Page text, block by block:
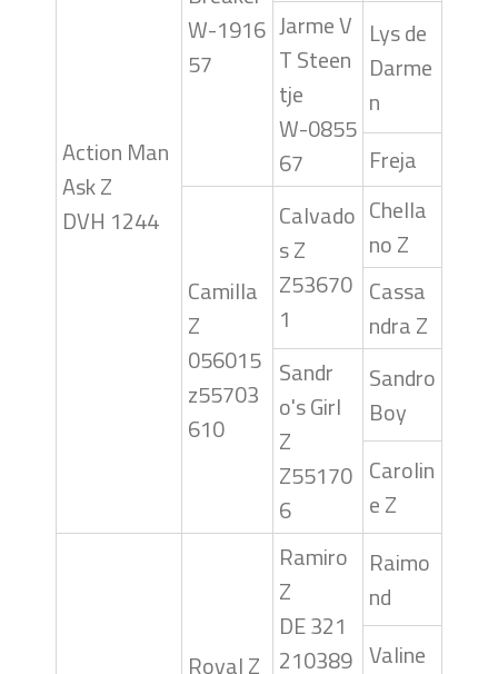
Action Man
Ask Z
DVH 1244
W-1916
57
Jarme V
T Steen
tje
W-0855
67
Lys de
Darme
n
Freja
Camilla
Z
056015
z55703
610
Calvado
s Z
Z53670
1
Chella
no Z
Cassa
ndra Z
Sandr
o's Girl
Z
Z55170
6
Sandro
Boy
Carolin
e Z
Royal Z
Ramiro
Z
DE 321
210389
Raimo
nd
Valine